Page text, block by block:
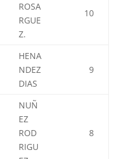
ROSA
RGUE
Z.
10
HENA
NDEZ
DIAS
9
NUÑ
EZ
ROD
RIGU
8